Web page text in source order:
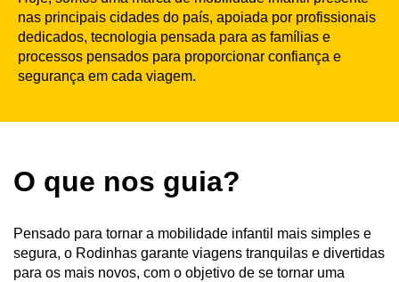
nas principais cidades do país, apoiada por profissionais
dedicados, tecnologia pensada para as famílias e
processos pensados para proporcionar confiança e
segurança em cada viagem.
O que nos guia?
Pensado para tornar a mobilidade infantil mais simples e
segura, o Rodinhas garante viagens tranquilas e divertidas
para os mais novos, com o objetivo de se tornar uma